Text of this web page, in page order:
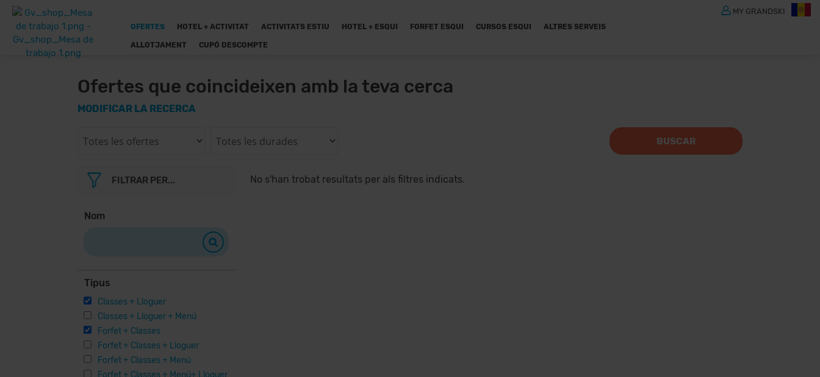
OFERTES HOTEL + ACTIVITAT ACTIVITATS ESTIU HOTEL + ESQUI FORFET ESQUI CURSOS ESQUI ALTRES SERVEIS
ALLOTJAMENT CUPÓ DESCOMPTE
MY GRANDSKI
Ofertes que coincideixen amb la teva cerca
MODIFICAR LA RECERCA
BUSCAR
FILTRAR PER...
Nom
Tipus
Classes + Lloguer
Classes + Lloguer + Menú
Forfet + Classes
Forfet + Classes + Lloguer
Forfet + Classes + Menú
Forfet + Classes + Menú+ Lloguer
No s'han trobat resultats per als filtres indicats.